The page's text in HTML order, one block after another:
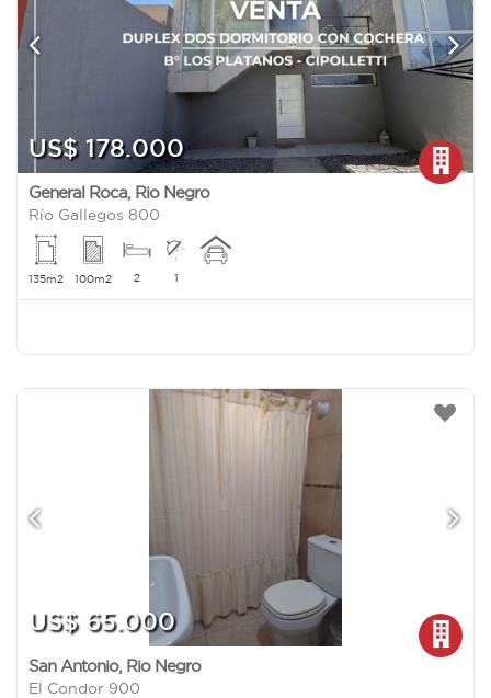
US$ 178.000
General Roca, Rio Negro
Río Gallegos 800
135m2 100m2 2 1
US$ 65.000
San Antonio, Rio Negro
El Condor 900